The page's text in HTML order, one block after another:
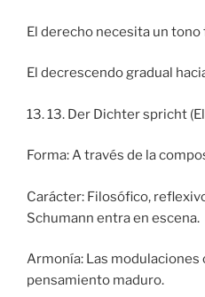
El derecho necesita un
El decrescendo gradual
13. 13. Der Dichter spricht
Forma: A través de la
Carácter: Filosófico,
Schumann entra en escena.
Armonía: Las
pensamiento maduro.